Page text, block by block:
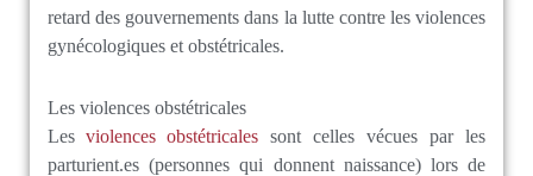
retard des gouvernements dans la lutte contre les violences
gynécologiques et obstétricales.
Les violences obstétricales
Les violences obstétricales sont celles vécues par les
parturient.es (personnes qui donnent naissance) lors de